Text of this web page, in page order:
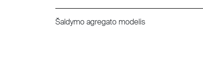
Šaldymo agregato modelis